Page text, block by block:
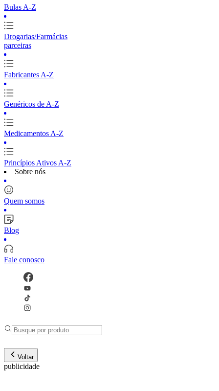
Bulas A-Z
Drogarias/Farmácias
parceiras
Fabricantes A-Z
Genéricos de A-Z
Medicamentos A-Z
Princípios Ativos A-Z
Sobre nós
Quem somos
Blog
Fale conosco
Voltar
publicidade